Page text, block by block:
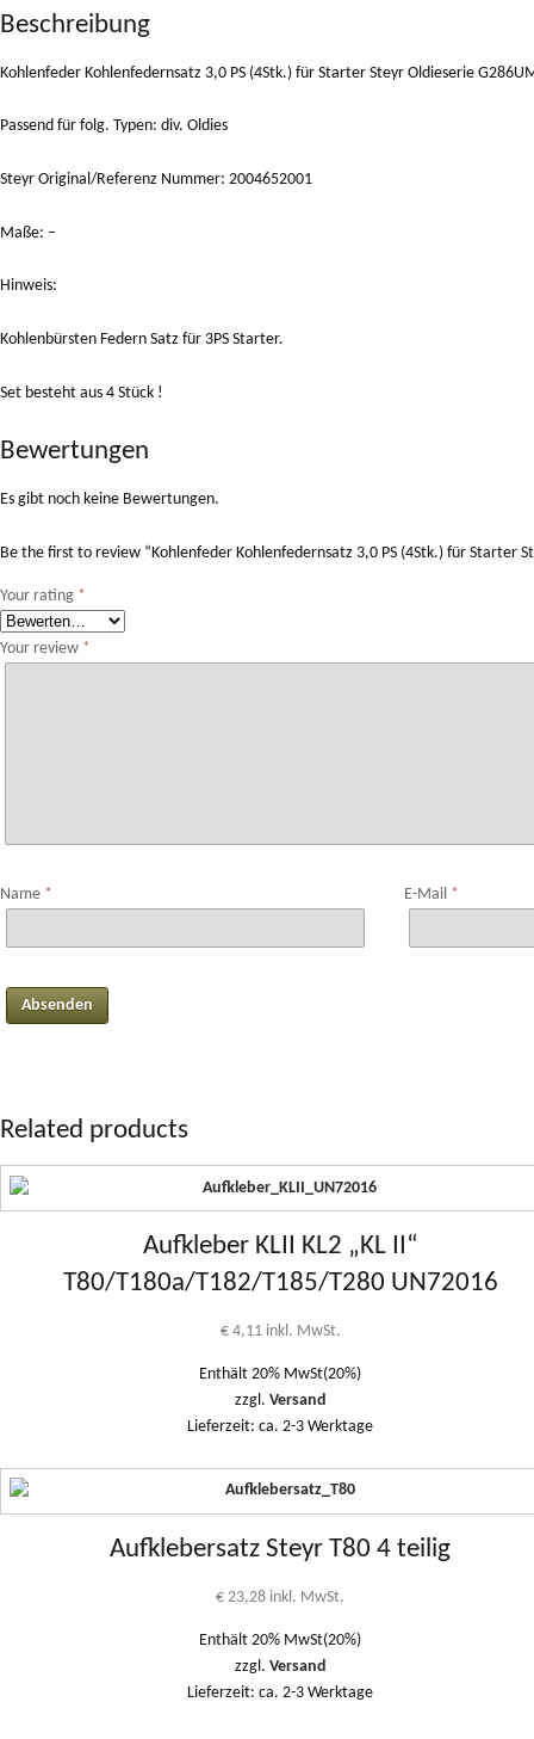
Beschreibung
Kohlenfeder Kohlenfedernsatz 3,0 PS (4Stk.) für Starter Steyr Oldieserie
Passend für folg. Typen: div. Oldies
Steyr Original/Referenz Nummer: 2004652001
Maße: –
Hinweis:
Kohlenbürsten Federn Satz für 3PS Starter.
Set besteht aus 4 Stück !
Bewertungen
Es gibt noch keine Bewertungen.
Be the first to review “Kohlenfeder Kohlenfedernsatz 3,0 PS (4Stk.) für Starter
Your rating *
Your review *
Name * E-Mail *
Related products
Aufkleber KLII KL2 „KL II“
T80/T180a/T182/T185/T280 UN72016
€4,11 inkl. MwSt.
Enthält 20% MwSt(20%)
zzgl. Versand
Lieferzeit: ca. 2-3 Werktage
Aufklebersatz Steyr T80 4 teilig
€ 23,28 inkl. MwSt.
Enthält 20% MwSt(20%)
zzgl. Versand
Lieferzeit: ca. 2-3 Werktage